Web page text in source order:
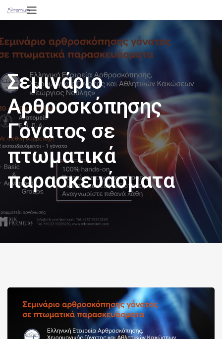
Σεμινάριο
Αρθροσκόπησης
Γόνατος σε
πτωματικά
παρασκευάσματα